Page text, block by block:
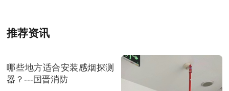
推荐资讯
哪些地方适合安装感烟探测
器？---国晋消防